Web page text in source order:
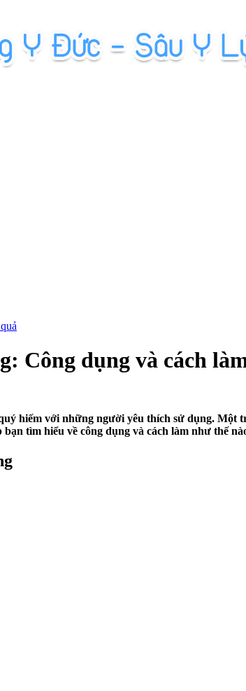
Công dụng và cách
hiếm với những người yêu thích sử dụng. Một
tìm hiểu về công dụng và cách làm như thế